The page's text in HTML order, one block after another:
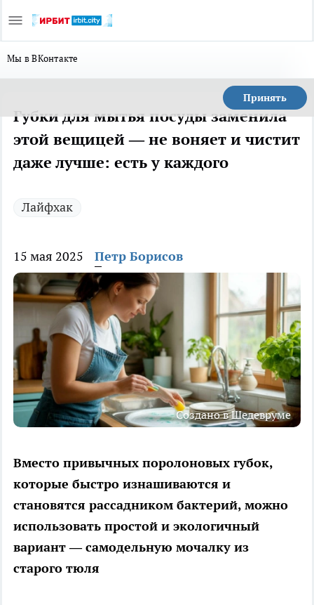
Мы в ВКонтакте
Принять
Губки для мытья посуды заменила
этой вещицей — не воняет и чистит
даже лучше: есть у каждого
Лайфхак
15 мая 2025 Петр Борисов
Создано в Шедевруме
Вместо привычных поролоновых губок,
которые быстро изнашиваются и
становятся рассадником бактерий, можно
использовать простой и экологичный
вариант — самодельную мочалку из
старого тюля